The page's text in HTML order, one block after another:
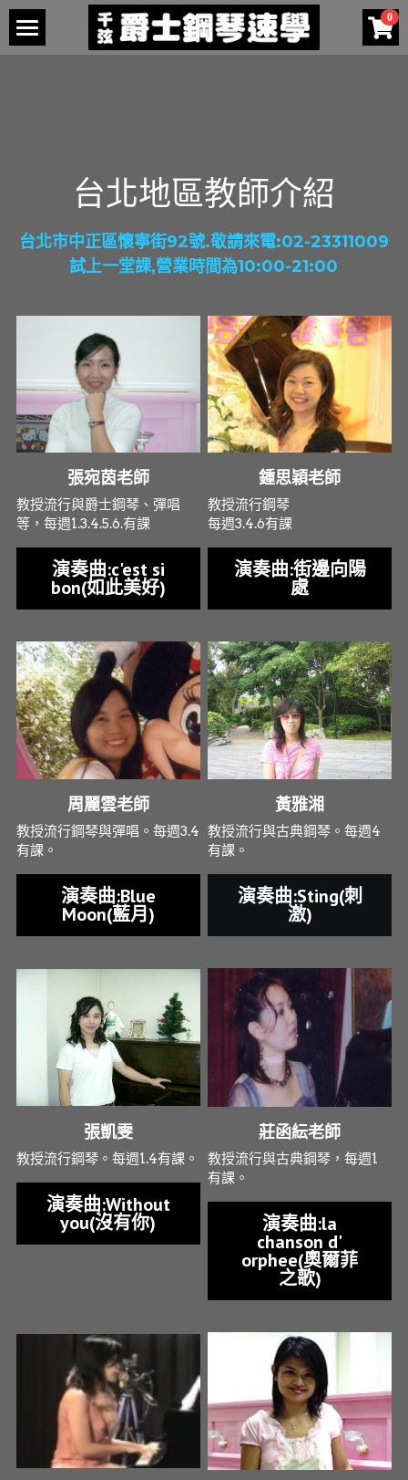
0
關於我們
桃園區教師介紹
新竹區教師介紹
台中區教師介紹
高雄區教師介紹
楠梓區教師介紹
2024年春季
檢定考試
課綱
考古題
成績
簡章
名單
購買教材
家中自修
熱身課程
一級課程
二級課程
三級課程
四級課程
五級課程
六級課程
七級課程
八級課程
九級課程
樂譜列印
1級樂譜
2級樂譜
3級樂譜
4級樂譜
5級樂譜
6級樂譜
7級樂譜
8級樂譜
9級樂譜
五級課程 - 複製
台北地區教師介紹
台北市中正區懷寧街92號.敬請來電:02-23311009
試上一堂課,營業時間為10:00-21:00
張宛茵老師
教授流行與爵士鋼琴、彈唱
等，每週1.3.4.5.6.有課
演奏曲:c'est si
bon(如此美好)
鍾思穎老師
教授流行鋼琴
每週3.4.6有課
演奏曲:街邊向陽
處
周麗雲老師
教授流行鋼琴與彈唱。每週3.4
有課。
演奏曲:Blue
Moon(藍月)
黃雅湘
教授流行與古典鋼琴。每週4
有課。
演奏曲:Sting(刺
激)
張凱雯
教授流行鋼琴。每週1.4有課。
演奏曲:Without
you(沒有你)
莊函紜老師
教授流行與古典鋼琴，每週1
有課。
演奏曲:la
chanson d'
orphee(奧爾菲
之歌)
×
商品分類